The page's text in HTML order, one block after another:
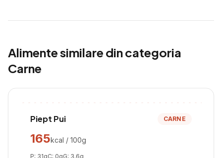
Alimente similare din categoria
Carne
Piept Pui CARNE
165kcal / 100g
P: 31gC: 0gG: 3.6g